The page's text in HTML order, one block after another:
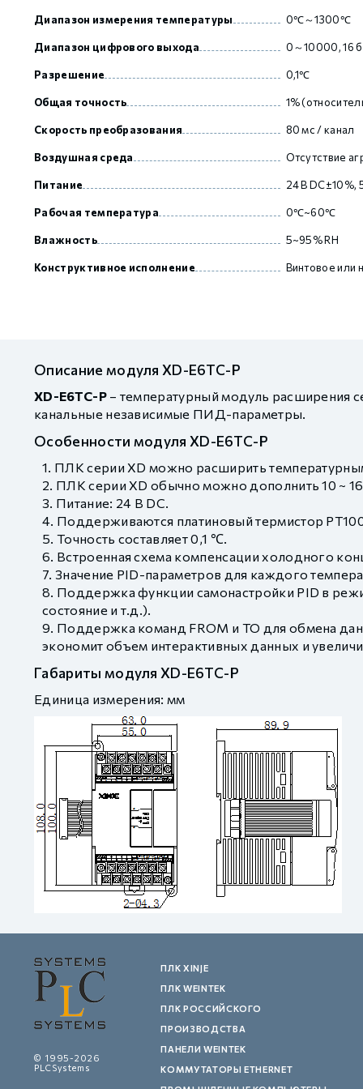
Диапазон измерения температуры 0℃～1300℃
Диапазон цифрового выхода 0～10000, 16
Разрешение 0,1℃
Общая точность 1%
Скорость преобразования 80 мс / канал
Воздушная среда Отсутствие
Питание 24 В DC±10%,
Рабочая температура 0℃~60℃
Влажность 5~95% RH
Конструктивное исполнение Винтовое или
Описание модуля XD-E6TC-P
XD-E6TC-P– температурный модуль расширения
канальные независимые ПИД-параметры.
Особенности модуля XD-E6TC-P
ПЛК серии XD можно расширить
ПЛК серии XD обычно можно дополнить 10 ~
Питание: 24 В DC.
Поддерживаются платиновый термистор
Точность составляет 0,1 ℃.
Встроенная схема компенсации холодного
Значение PID-параметров для каждого
Поддержка функции самонастройки PID в
состояние и т.д.).
Поддержка команд FROM и TO для обмена
экономит объем интерактивных данных и
Габариты модуля XD-E6TC-P
Единица измерения: мм
© 1995-2026
PLCSystems
ПЛК XINJE
ПЛК WEINTEK
ПЛК РОССИЙСКОГО
ПРОИЗВОДСТВА
ПАНЕЛИ WEINTEK
КОММУТАТОРЫ ETHERNET
GCAN